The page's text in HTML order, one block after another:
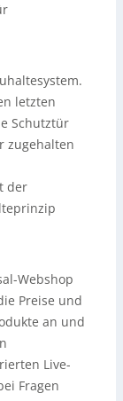
letzten
Schutztür
zugehalten
der
Webshop
Preise und
an und
Live-
Fragen